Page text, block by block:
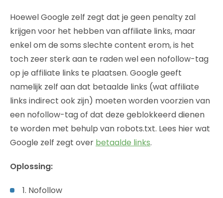
Hoewel Google zelf zegt dat je geen penalty zal
krijgen voor het hebben van affiliate links, maar
enkel om de soms slechte content erom, is het
toch zeer sterk aan te raden wel een nofollow-tag
op je affiliate links te plaatsen. Google geeft
namelijk zelf aan dat betaalde links (wat affiliate
links indirect ook zijn) moeten worden voorzien van
een nofollow-tag of dat deze geblokkeerd dienen
te worden met behulp van robots.txt. Lees hier wat
Google zelf zegt over betaalde links.
Oplossing:
1. Nofollow